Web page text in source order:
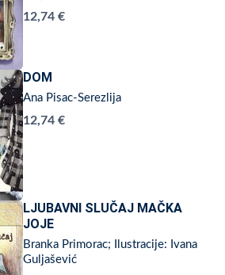
12,74 €
DOM
Ana Pisac-Serezlija
12,74 €
LJUBAVNI SLUČAJ MAČKA
JOJE
Branka Primorac; Ilustracije: Ivana
Guljašević